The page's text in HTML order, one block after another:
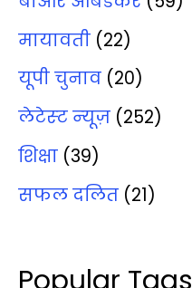
मायावती (22)
यूपी चुनाव (20)
लेटेस्‍ट न्‍यूज़ (252)
शिक्षा (39)
सफल दलित (21)
Popular Tags